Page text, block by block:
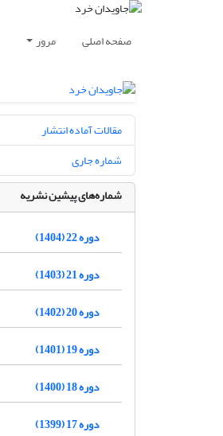
صفحه اصلی مرور
مقالات آماده انتشار
شماره جاری
شماره‌های پیشین نشریه
دوره 22 (1404)
دوره 21 (1403)
دوره 20 (1402)
دوره 19 (1401)
دوره 18 (1400)
دوره 17 (1399)